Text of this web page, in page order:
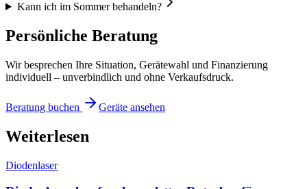
Kann ich im Sommer behandeln?
Persönliche Beratung
Wir besprechen Ihre Situation, Gerätewahl und Finanzierung
individuell – unverbindlich und ohne Verkaufsdruck.
Beratung buchen Geräte ansehen
Weiterlesen
Diodenlaser